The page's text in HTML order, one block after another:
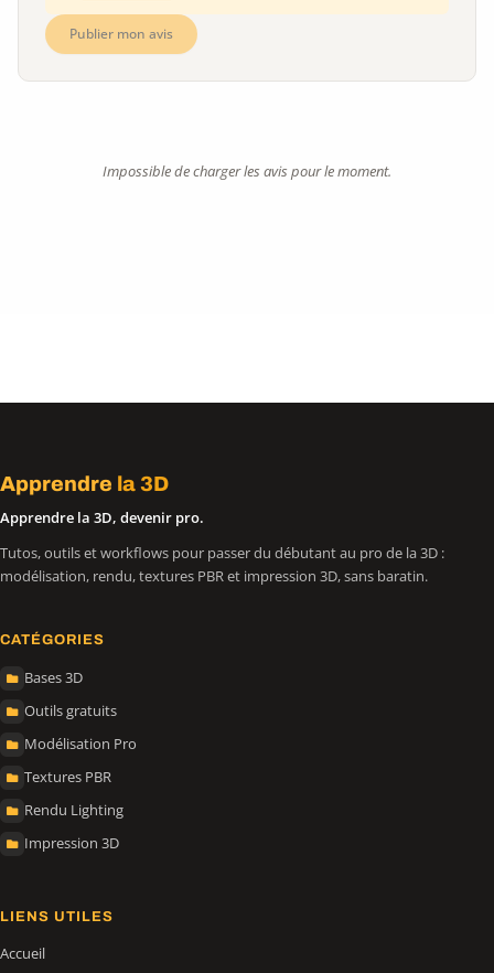
Publier mon avis
Impossible de charger les avis pour le moment.
Apprendre la 3D
Apprendre la 3D, devenir pro.
Tutos, outils et workflows pour passer du débutant au pro de la 3D :
modélisation, rendu, textures PBR et impression 3D, sans baratin.
CATÉGORIES
Bases 3D
Outils gratuits
Modélisation Pro
Textures PBR
Rendu Lighting
Impression 3D
LIENS UTILES
Accueil